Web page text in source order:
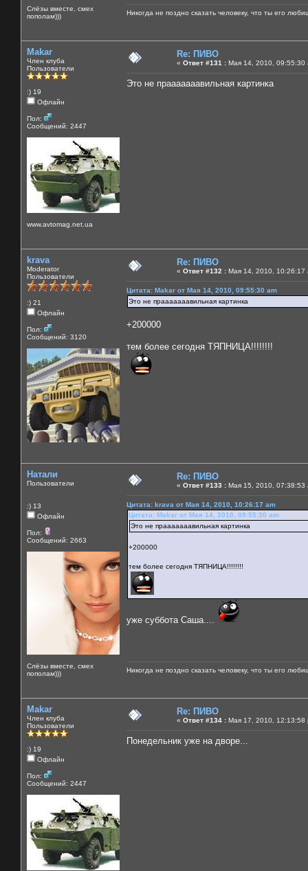
Слёзы вместе, смех
пополам)))
Никогда не поздно сказать человеку, что ты его
Makar
Член клуба
Пользователи
:) 19
Офлайн
Пол:
Сообщений: 2447
www.avtomag.net.ua
Re: ПИВО
« Ответ #131 : Мая 14, 2010, 09:55:30
Это не прааааааавильная картинка
krava
Moderator
Пользователи
:) 21
Офлайн
Пол:
Сообщений: 3120
Re: ПИВО
« Ответ #132 : Мая 14, 2010, 10:26:17
Цитата: Makar от Мая 14, 2010, 09:55:30 am
Это не прааааааавильная картинка
+200000
тем более сегодня ТЯПНИЦА!!!!!!!!
Натали
Пользователи
:) 13
Офлайн
Пол:
Сообщений: 2663
Слёзы вместе, смех
пополам)))
Re: ПИВО
« Ответ #133 : Мая 15, 2010, 07:38:53
Цитата: krava от Мая 14, 2010, 10:26:17 am
Цитата: Makar от Мая 14, 2010, 09:55:30 am
Это не прааааааавильная картинка
+200000
тем более сегодня ТЯПНИЦА!!!!!!!!
уже суббота Саша....
Никогда не поздно сказать человеку, что ты его
Makar
Член клуба
Пользователи
:) 19
Офлайн
Пол:
Сообщений: 2447
Re: ПИВО
« Ответ #134 : Мая 17, 2010, 12:13:58
Понедельник уже на дворе...